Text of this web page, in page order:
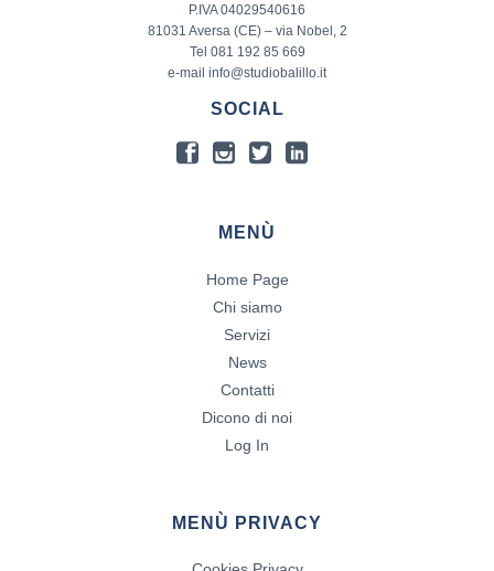
P.IVA 04029540616
81031 Aversa (CE) – via Nobel, 2
Tel 081 192 85 669
e-mail info@studiobalillo.it
SOCIAL
MENÙ
Home Page
Chi siamo
Servizi
News
Contatti
Dicono di noi
Log In
MENÙ PRIVACY